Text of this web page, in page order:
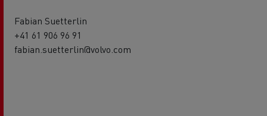
Fabian Suetterlin
+41 61 906 96 91
fabian.suetterlin@volvo.com